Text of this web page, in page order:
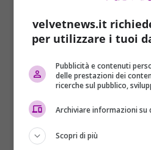
velvetnews.it
per utilizzare i tuoi
Pubblicità e contenuti
delle prestazioni dei
ricerche sul pubblico,
Archiviare informazioni su
Scopri di più